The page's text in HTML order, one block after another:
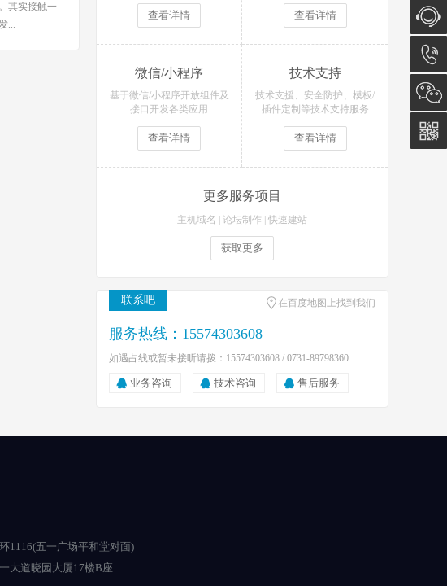
其实接触一
...
查看详情 查看详情
微信/小程序
基于微信/小程序开放组件及
接口开发各类应用
查看详情
技术支持
技术支援、安全防护、模板/
插件定制等技术支持服务
查看详情
更多服务项目
主机域名 论坛制作 快速建站
获取更多
联系吧 在百度地图上找到我们
服务热线：15574303608
如遇占线或暂未接听请拨：15574303608 / 0731-89798360
业务咨询 技术咨询 售后服务
1116(五一广场平和堂对面)
大道晓园大厦17楼B座
在线咨
询